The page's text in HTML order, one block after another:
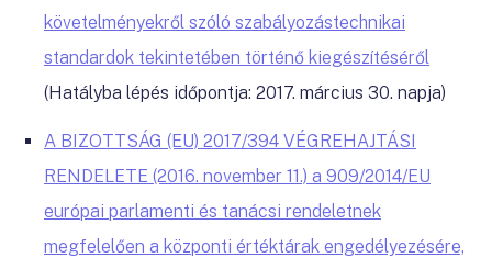
követelményekről szóló szabályozástechnikai
standardok tekintetében történő kiegészítéséről
(Hatályba lépés időpontja: 2017. március 30. napja)
A BIZOTTSÁG (EU) 2017/394 VÉGREHAJTÁSI
RENDELETE (2016. november 11.) a 909/2014/EU
európai parlamenti és tanácsi rendeletnek
megfelelően a központi értéktárak engedélyezésére,